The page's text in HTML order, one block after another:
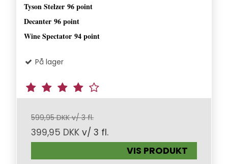
Tyson Stelzer 96 point
Decanter 96 point
Wine Spectator 94 point
På lager
599,95 DKK v/ 3 fl.
399,95 DKK v/ 3 fl.
VIS PRODUKT